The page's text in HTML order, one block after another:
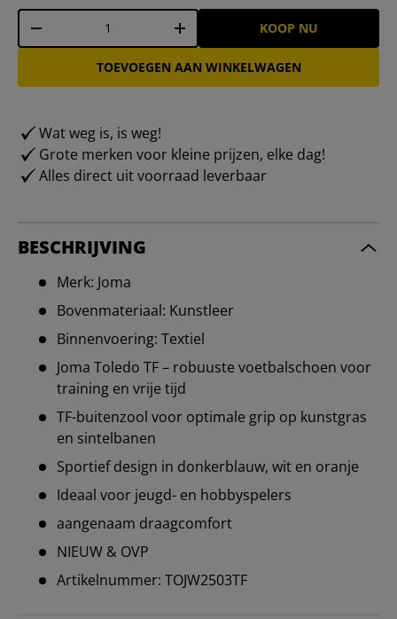
Aantal
-
+ KOOP NU
TOEVOEGEN AAN WINKELWAGEN
Wat weg is, is weg!
Grote merken voor kleine prijzen, elke dag!
Alles direct uit voorraad leverbaar
BESCHRIJVING
Merk: Joma
Bovenmateriaal: Kunstleer
Binnenvoering: Textiel
Joma Toledo TF – robuuste voetbalschoen voor
training en vrije tijd
TF-buitenzool voor optimale grip op kunstgras
en sintelbanen
Sportief design in donkerblauw, wit en oranje
Ideaal voor jeugd- en hobbyspelers
aangenaam draagcomfort
NIEUW & OVP
Artikelnummer: TOJW2503TF